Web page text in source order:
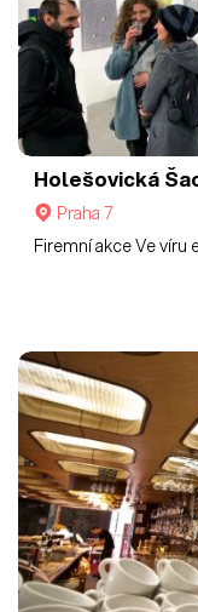
Holešovická
Praha 7
Firemní akce Ve víru